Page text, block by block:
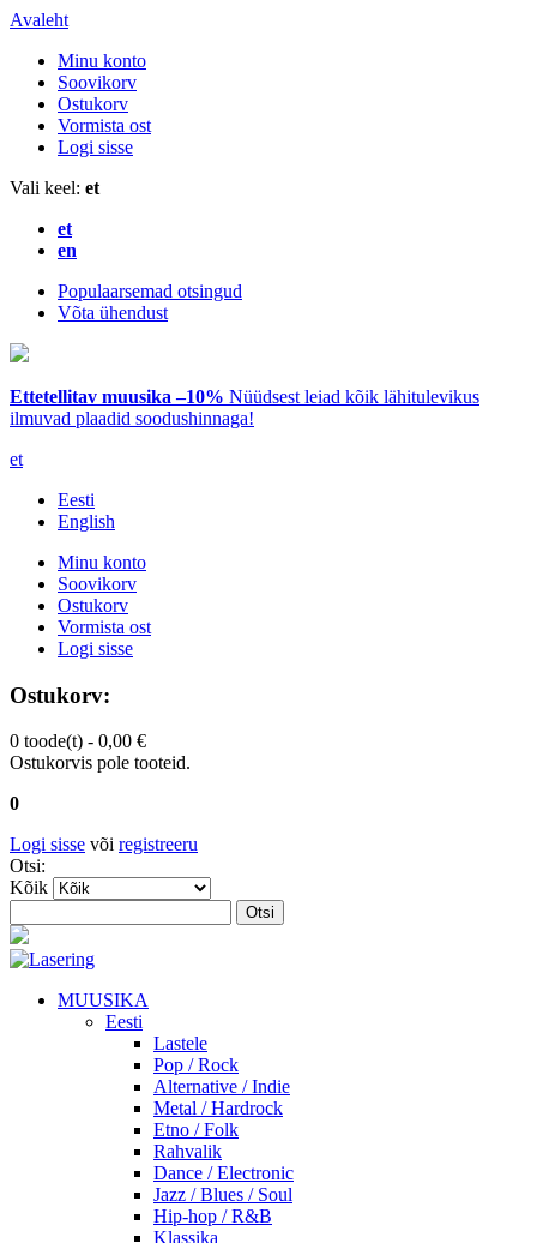
Avaleht
Minu konto
Soovikorv
Ostukorv
Vormista ost
Logi sisse
Vali keel: et
et
en
Populaarsemad otsingud
Võta ühendust
Ettetellitav muusika –10% Nüüdsest leiad kõik lähitulevikus
ilmuvad plaadid soodushinnaga!
et
Eesti
English
Minu konto
Soovikorv
Ostukorv
Vormista ost
Logi sisse
Ostukorv:
0 toode(t) - 0,00 €
Ostukorvis pole tooteid.
0
Logi sisse või registreeru
Otsi:
Kõik
Otsi
MUUSIKA
Eesti
Lastele
Pop / Rock
Alternative / Indie
Metal / Hardrock
Etno / Folk
Rahvalik
Dance / Electronic
Jazz / Blues / Soul
Hip-hop / R&B
Klassika